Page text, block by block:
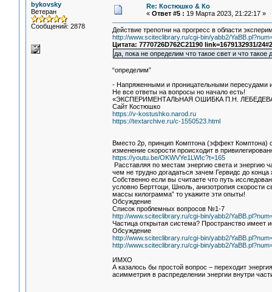
bykovsky
Ветеран
Сообщений: 2878
Re: Костюшко & Ко
« Ответ #5 : 19 Марта 2023, 21:22:17 »
Действие трепотни на прогресс в области
http://www.sciteclibrary.ru/cgi-bin/yabb2/
Цитата: 7770726D762C21190 link=1679132931/
да, пока не определим что такое свет и что такое
“определим”
- Напряженными и проницательными пересудами
Не все ответы на вопросы но начало есть!
«ЭКСПЕРИМЕНТАЛЬНАЯ ОШИБКА П.Н.
Сайт Костюшко
https://v-kostushko.narod.ru
https://textarchive.ru/c-1550523.html
Вместо 2р, принцип Комптона (эффект Комптона)
изменение скорости происходит в
https://youtu.be/OKWVYe1LWIc?t=165
Расставляя по местам энергию света и энергию
чем не трудно догадаться зачем Гервидс до
Собственно если вы считаете что путь
условно Берттоци, Шноль, анизотропия скорости
массы килограмма” то укажите эти опыты!
Обсуждение
Список проблемных вопросов №1-7
http://www.sciteclibrary.ru/cgi-bin/yabb2/
Частица открытая система? Пространство имеет
Обсуждение
http://www.sciteclibrary.ru/cgi-bin/yabb2/
http://www.sciteclibrary.ru/cgi-bin/yabb2/
ИМХО
А казалось бы простой вопрос – переходит
асимметрия в распределении энергии внутри